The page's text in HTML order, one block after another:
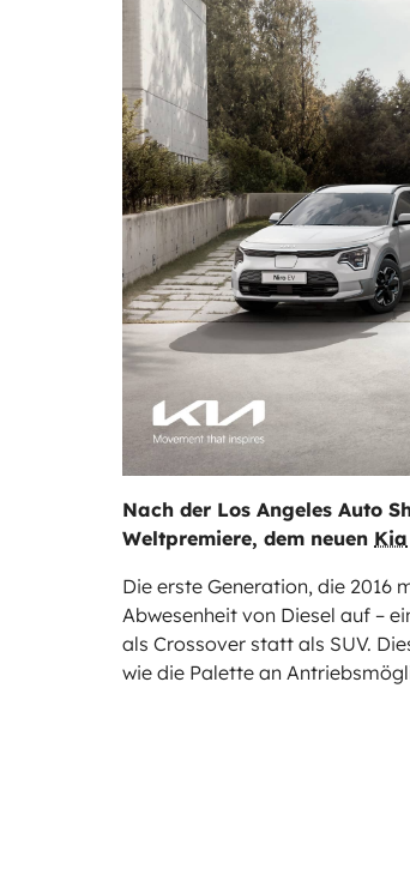
Nach der Los Angeles Auto
Weltpremiere, dem neuen Kia
Die erste Generation, die 2016
Abwesenheit von Diesel auf –
als Crossover statt als SUV.
wie die Palette an